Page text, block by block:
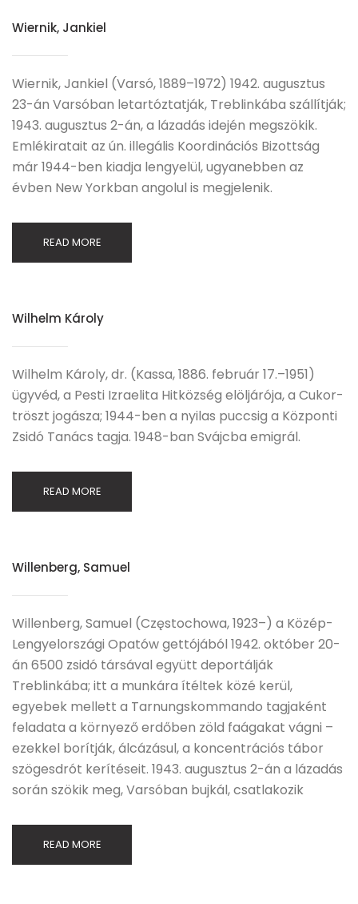
Wiernik, Jankiel
Wiernik, Jankiel (Varsó, 1889–1972) 1942. augusztus
23-án Varsóban letartóztatják, Treblinkába szállítják;
1943. augusztus 2-án, a lázadás idején megszökik.
Emlékiratait az ún. illegális Koordinációs Bizottság
már 1944-ben kiadja lengyelül, ugyanebben az
évben New Yorkban angolul is megjelenik.
READ MORE
Wilhelm Károly
Wilhelm Károly, dr. (Kassa, 1886. február 17.–1951)
ügyvéd, a Pesti Izraelita Hitközség elöljárója, a Cukor-
tröszt jogásza; 1944-ben a nyilas puccsig a Központi
Zsidó Tanács tagja. 1948-ban Svájcba emigrál.
READ MORE
Willenberg, Samuel
Willenberg, Samuel (Częstochowa, 1923–) a Közép-
Lengyelországi Opatów gettójából 1942. október 20-
án 6500 zsidó társával együtt deportálják
Treblinkába; itt a munkára ítéltek közé kerül,
egyebek mellett a Tarnungskommando tagjaként
feladata a környező erdőben zöld faágakat vágni –
ezekkel borítják, álcázásul, a koncentrációs tábor
szögesdrót kerítéseit. 1943. augusztus 2-án a lázadás
során szökik meg, Varsóban bujkál, csatlakozik
READ MORE